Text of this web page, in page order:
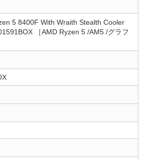
5 8400F With Wraith Stealth Cooler
［AMD Ryzen 5 /AM5 /グラフ